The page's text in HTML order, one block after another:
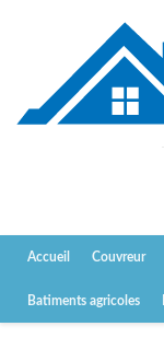
Accueil Couvreur
Batiments agricoles